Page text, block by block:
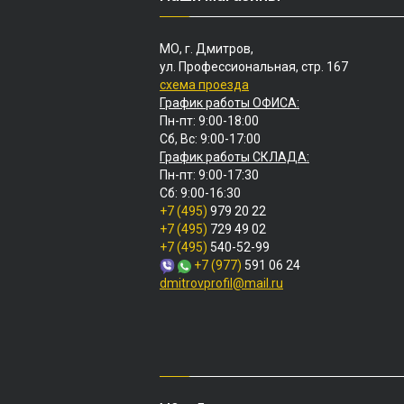
МО, г. Дмитров,
ул. Профессиональная, стр. 167
схема проезда
График работы ОФИСА:
Пн-пт: 9:00-18:00
Сб, Вс: 9:00-17:00
График работы СКЛАДА:
Пн-пт: 9:00-17:30
Сб: 9:00-16:30
+7 (495) 979 20 22
+7 (495) 729 49 02
+7 (495) 540-52-99
+7 (977) 591 06 24
dmitrovprofil@mail.ru